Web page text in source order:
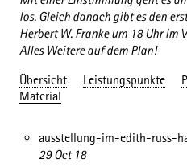
los. Gleich danach gibt es den
Herbert W. Franke um 18 Uhr im
Alles Weitere auf dem Plan!
Übersicht Leistungspunkte
Material
ausstellung-im-edith-russ-
29 Oct 18